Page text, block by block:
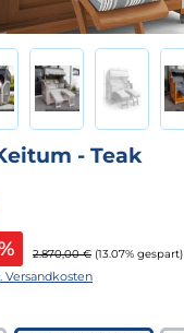
- Teak
Regulärer Preis:
2.870,00 € (13.07% gespart)
Versandkosten